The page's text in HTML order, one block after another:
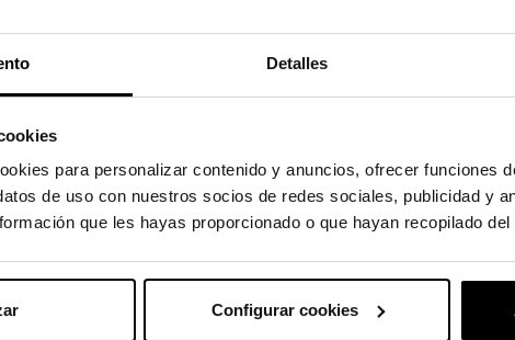
Detalles
para personalizar contenido y anuncios, ofrecer funciones
de uso con nuestros socios de redes sociales, publicidad y
que les hayas proporcionado o que hayan recopilado
Configurar cookies